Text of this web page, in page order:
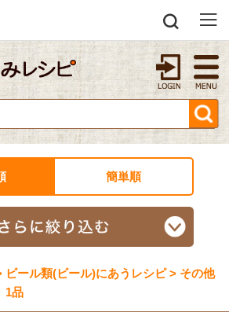
簡単順
ビール類(ビール)にあうレシピ > その他
1品